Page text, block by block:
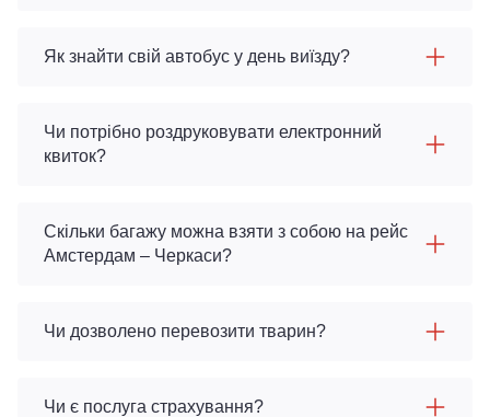
Як знайти свій автобус у день виїзду?
Чи потрібно роздруковувати електронний
квиток?
Скільки багажу можна взяти з собою на рейс
Амстердам – Черкаси?
Чи дозволено перевозити тварин?
Чи є послуга страхування?